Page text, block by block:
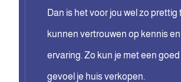
Dan is het voor jou wel zo prettig
kunnen vertrouwen op kennis en
ervaring. Zo kun je met een goed
gevoel je huis verkopen.